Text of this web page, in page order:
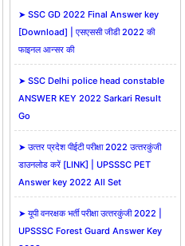
➤ SSC GD 2022 Final Answer key
[Download] | एसएससी जीडी 2022 की
फाइनल आन्सर की
➤ SSC Delhi police head constable
ANSWER KEY 2022 Sarkari Result
Go
➤ उत्‍तर प्रदेश पीईटी परीक्षा 2022 उत्‍तरकुंजी
डाउनलोड करें [LINK] | UPSSSC PET
Answer key 2022 All Set
➤ यूपी वनरक्षक भर्ती परीक्षा उत्‍तरकुंजी 2022 |
UPSSSC Forest Guard Answer Key